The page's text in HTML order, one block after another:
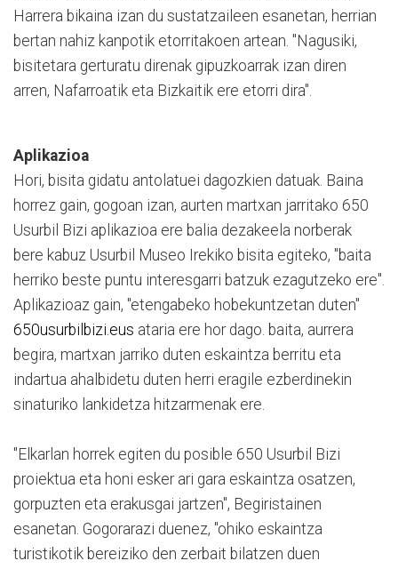
Harrera bikaina izan du sustatzaileen esanetan, herrian
bertan nahiz kanpotik etorritakoen artean. "Nagusiki,
bisitetara gerturatu direnak gipuzkoarrak izan diren
arren, Nafarroatik eta Bizkaitik ere etorri dira".
Aplikazioa
Hori, bisita gidatu antolatuei dagozkien datuak. Baina
horrez gain, gogoan izan, aurten martxan jarritako 650
Usurbil Bizi aplikazioa ere balia dezakeela norberak
bere kabuz Usurbil Museo Irekiko bisita egiteko, "baita
herriko beste puntu interesgarri batzuk ezagutzeko ere".
Aplikazioaz gain, "etengabeko hobekuntzetan duten"
650usurbilbizi.eus ataria ere hor dago. baita, aurrera
begira, martxan jarriko duten eskaintza berritu eta
indartua ahalbidetu duten herri eragile ezberdinekin
sinaturiko lankidetza hitzarmenak ere.
"Elkarlan horrek egiten du posible 650 Usurbil Bizi
proiektua eta honi esker ari gara eskaintza osatzen,
gorpuzten eta erakusgai jartzen", Begiristainen
esanetan. Gogorarazi duenez, "ohiko eskaintza
turistikotik bereiziko den zerbait bilatzen duen